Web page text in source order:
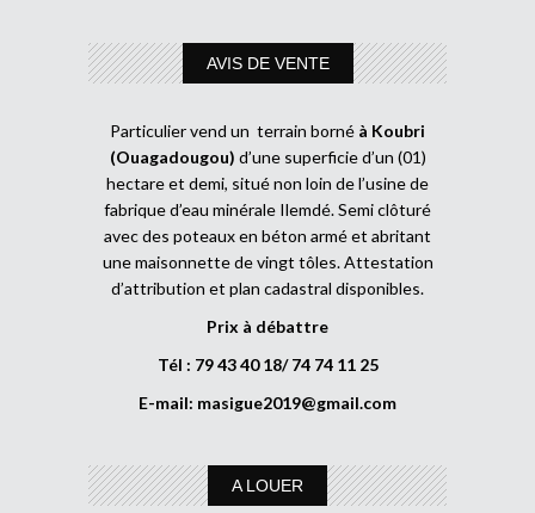
AVIS DE VENTE
Particulier vend un terrain borné à Koubri
(Ouagadougou) d’une superficie d’un (01)
hectare et demi, situé non loin de l’usine de
fabrique d’eau minérale Ilemdé. Semi clôturé
avec des poteaux en béton armé et abritant
une maisonnette de vingt tôles. Attestation
d’attribution et plan cadastral disponibles.
Prix à débattre
Tél : 79 43 40 18/ 74 74 11 25
E-mail: masigue2019@gmail.com
A LOUER